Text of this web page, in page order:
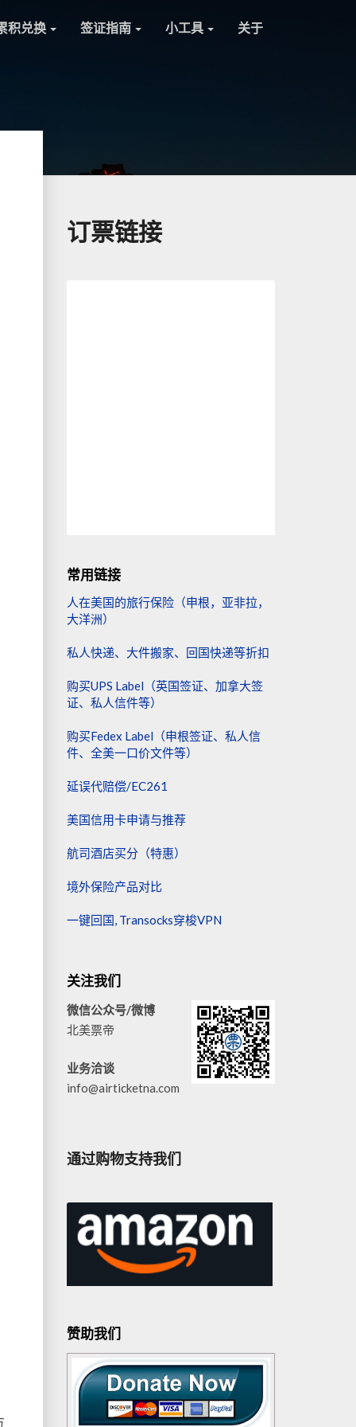
积兑换 签证指南 小工具 关于
订票链接
常用链接
人在美国的旅行保险（申根，亚非拉，
大洋洲）
私人快递、大件搬家、回国快递等折扣
购买UPS Label（英国签证、加拿大签
证、私人信件等）
购买Fedex Label（申根签证、私人信
件、全美一口价文件等）
延误代赔偿/EC261
美国信用卡申请与推荐
航司酒店买分（特惠）
境外保险产品对比
一键回国, Transocks穿梭VPN
关注我们
微信公众号/微博
北美票帝
业务洽谈
info@airticketna.com
通过购物支持我们
赞助我们